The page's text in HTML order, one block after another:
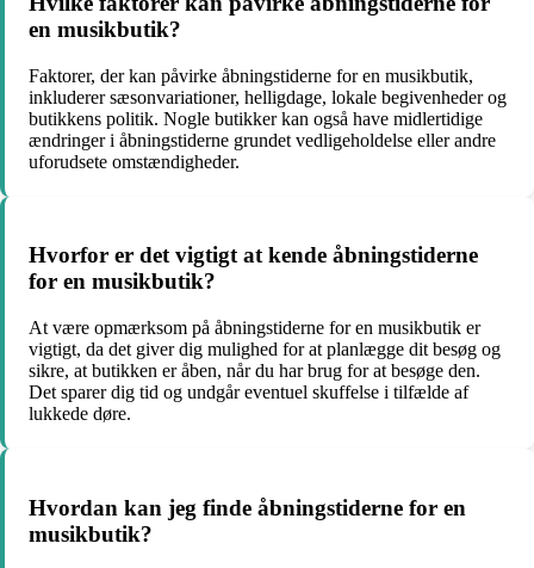
en musikbutik?
Faktorer, der kan påvirke åbningstiderne for en musikbutik,
inkluderer sæsonvariationer, helligdage, lokale begivenheder og
butikkens politik. Nogle butikker kan også have midlertidige
ændringer i åbningstiderne grundet vedligeholdelse eller andre
uforudsete omstændigheder.
Hvorfor er det vigtigt at kende åbningstiderne
for en musikbutik?
At være opmærksom på åbningstiderne for en musikbutik er
vigtigt, da det giver dig mulighed for at planlægge dit besøg og
sikre, at butikken er åben, når du har brug for at besøge den.
Det sparer dig tid og undgår eventuel skuffelse i tilfælde af
lukkede døre.
Hvordan kan jeg finde åbningstiderne for en
musikbutik?